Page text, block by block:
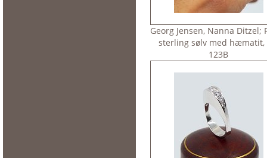
Georg Jensen, Nanna Ditzel;
sterling sølv med hæmatit,
123B